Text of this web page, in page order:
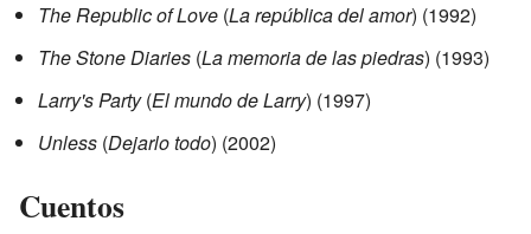
The Republic of Love (La república del amor) (1992)
The Stone Diaries (La memoria de las piedras) (1993)
Larry's Party(El mundo de Larry) (1997)
Unless (Dejarlo todo) (2002)
Cuentos